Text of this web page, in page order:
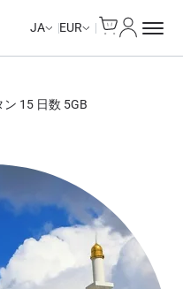
JA EUR
15 日数 5GB